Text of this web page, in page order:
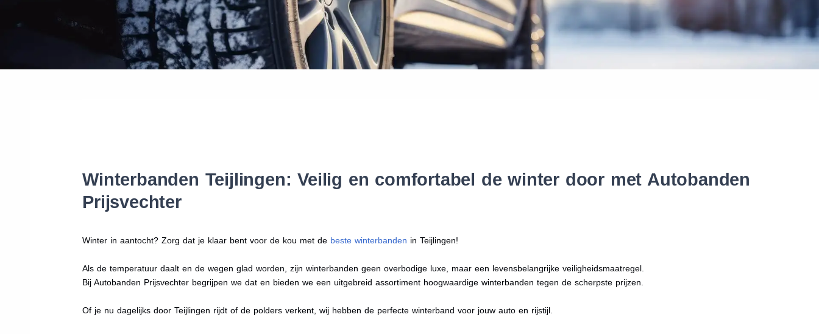
Help mij met bestellen
Winterbanden Teijlingen: Veilig en comfortabel de winter door met Autobanden
Prijsvechter
Winter in aantocht? Zorg dat je klaar bent voor de kou met de beste winterbanden in Teijlingen!
Als de temperatuur daalt en de wegen glad worden, zijn winterbanden geen overbodige luxe, maar een levensbelangrijke veiligheidsmaatregel.
Bij Autobanden Prijsvechter begrijpen we dat en bieden we een uitgebreid assortiment hoogwaardige winterbanden tegen de scherpste prijzen.
Of je nu dagelijks door Teijlingen rijdt of de polders verkent, wij hebben de perfecte winterband voor jouw auto en rijstijl.